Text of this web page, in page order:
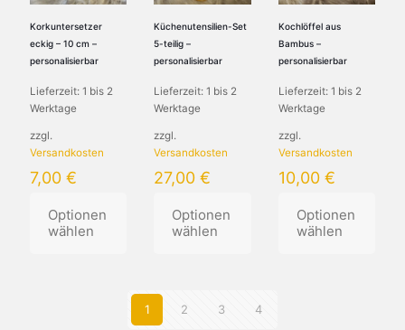
Optionen
können
auf
der
gewählt
werden
Optionen
können
auf
der
gewählt
werden
Korkuntersetzer
eckig – 10 cm –
personalisierbar
Lieferzeit: 1 bis 2
Werktage
zzgl.
Versandkosten
7,00 €
Optionen
wählen
Küchenutensilien-Set
5-teilig –
personalisierbar
Lieferzeit:1 bis 2
Werktage
zzgl.
Versandkosten
27,00€
Optionen
wählen
weist
mehrere
Kochlöffel aus
Bambus –
personalisierbar
Lieferzeit: 1 bis 2
Werktage
zzgl.
Versandkosten
10,00 €
Optionen
wählen
1 2 3 4